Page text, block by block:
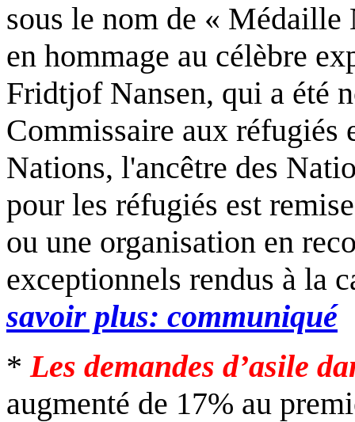
sous le nom de « Médaille
en hommage au célèbre
Fridtjof Nansen, qui a été
Commissaire aux réfugiés
Nations, l'ancêtre des
pour les réfugiés est
ou une organisation en
exceptionnels rendus à la
savoir plus: communiqué
*Les demandes d’asile
augmenté de 17% au